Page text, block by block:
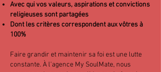
Avec qui vos valeurs, aspirations et convictions
religieuses sont partagées
Dont les critères correspondent aux vôtres à
100%
Faire grandir et maintenir sa foi est une lutte
constante. À l'agence My SoulMate, nous